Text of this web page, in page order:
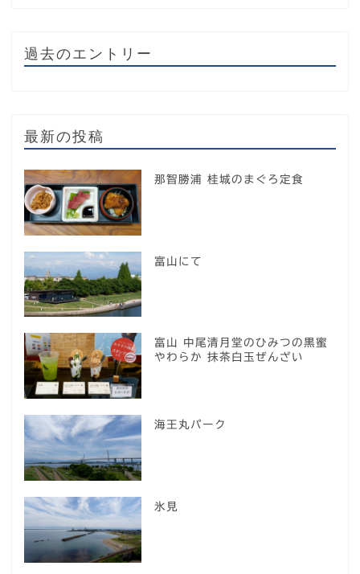
過去のエントリー
最新の投稿
那智勝浦 桂城のまぐろ定食
富山にて
富山 中尾清月堂のひみつの黒蜜
やわらか 抹茶白玉ぜんざい
海王丸パーク
氷見